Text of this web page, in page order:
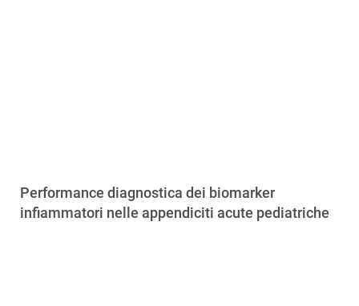
Performance diagnostica dei biomarker
infiammatori nelle appendiciti acute pediatriche